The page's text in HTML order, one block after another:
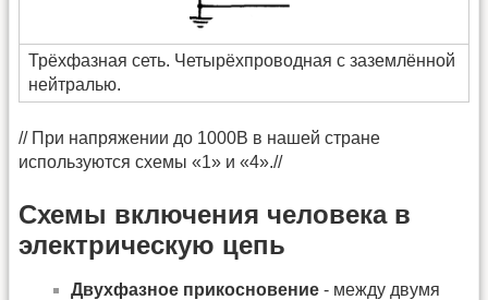
Трёхфазная сеть. Четырёхпроводная с заземлённой
нейтралью.
// При напряжении до 1000В в нашей стране
используются схемы «1» и «4».//
Схемы включения человека в
электрическую цепь
Двухфазное прикосновение - между двумя